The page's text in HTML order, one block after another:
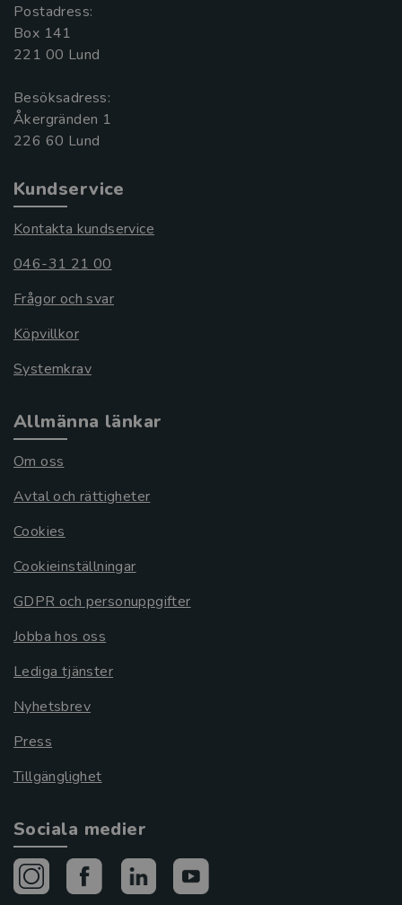
Postadress:
Box 141
221 00 Lund
Besöksadress:
Åkergränden 1
Kundservice
Kontakta kundservice
046-31 21 00
Frågor och svar
Köpvillkor
Systemkrav
Allmänna länkar
Om oss
Avtal och rättigheter
Cookies
Cookieinställningar
GDPR och personuppgifter
Jobba hos oss
Lediga tjänster
Nyhetsbrev
Press
Tillgänglighet
Sociala medier